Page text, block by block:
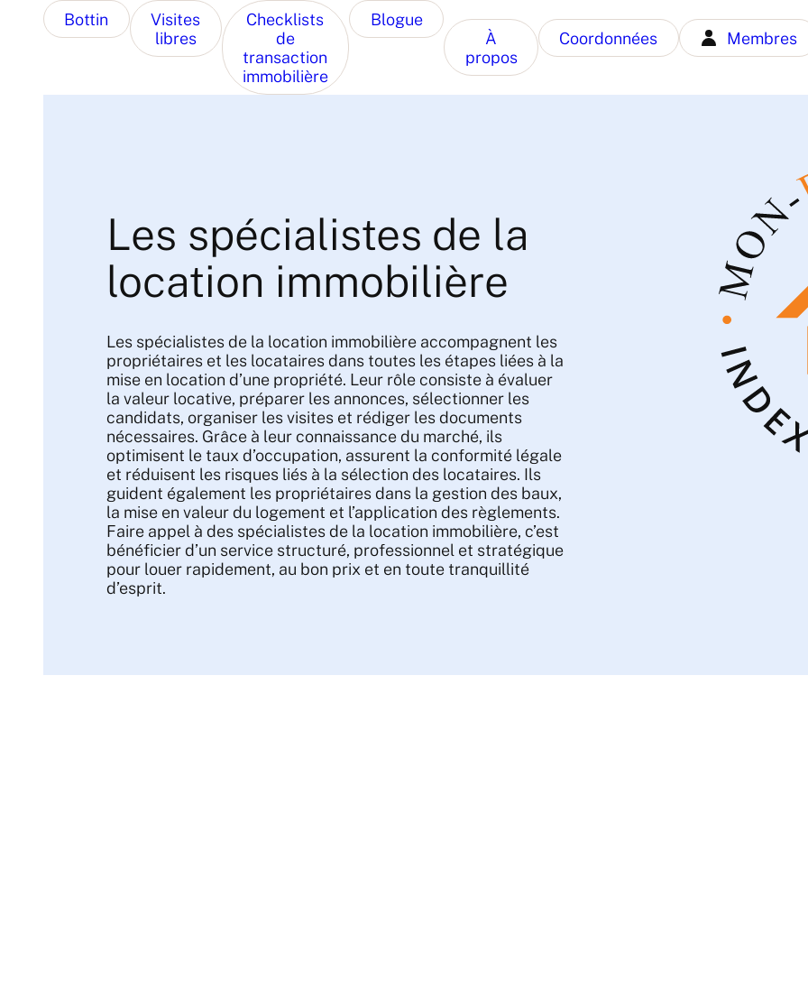
Bottin
Visites
libres
Checklists
de
transaction
immobilière
Blogue
À
propos
Coordonnées Membres
Les spécialistes de la
location immobilière
Les spécialistes de la location immobilière accompagnent les
propriétaires et les locataires dans toutes les étapes liées à la
mise en location d’une propriété. Leur rôle consiste à évaluer
la valeur locative, préparer les annonces, sélectionner les
candidats, organiser les visites et rédiger les documents
nécessaires. Grâce à leur connaissance du marché, ils
optimisent le taux d’occupation, assurent la conformité légale
et réduisent les risques liés à la sélection des locataires. Ils
guident également les propriétaires dans la gestion des baux,
la mise en valeur du logement et l’application des règlements.
Faire appel à des spécialistes de la location immobilière, c’est
bénéficier d’un service structuré, professionnel et stratégique
pour louer rapidement, au bon prix et en toute tranquillité
d’esprit.